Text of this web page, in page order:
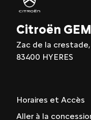
Citroën
Zac de la crestade,
83400 HYERES
Horaires et Accès
Aller à la